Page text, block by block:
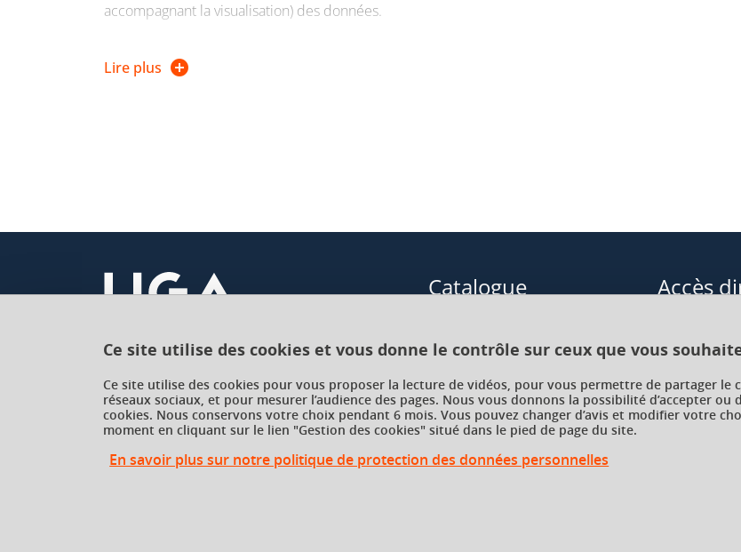
Ce site utilise des cookies et vous donne le contrôle sur ceux que vous
Ce site utilise des cookies pour vous proposer la lecture de vidéos, pour vous permettre de partager le
réseaux sociaux, et pour mesurer l’audience des pages. Nous vous donnons la possibilité d’accepter ou
cookies. Nous conservons votre choix pendant 6 mois. Vous pouvez changer d’avis et modifier votre
moment en cliquant sur le lien "Gestion des cookies" situé dans le pied de page du site.
En savoir plus sur notre politique de protection des données personnelles
accompagnant la visualisation) des données.
compléter sur le web des sujets traités en radio.
Lire plus
Université Grenoble Alpes
621 avenue Centrale
38400 Saint-Martin-d'Hères
France
Catalogue
Formations courtes
Recherche par facultés, écoles,
instituts
Accès
choix (ETC)